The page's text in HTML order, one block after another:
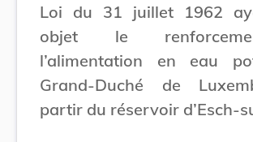
Loi du 31 juillet 1962
objet le
l’alimentation en eau
Grand-Duché de
partir du réservoir d’Esch-